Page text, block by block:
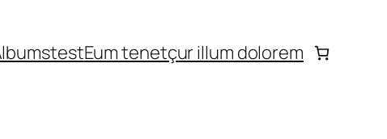
testEum tenetçur illum dolorem